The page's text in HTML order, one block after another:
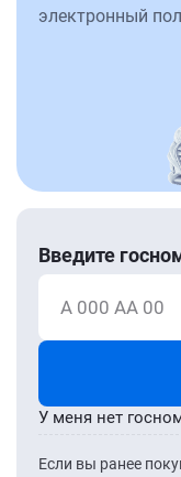
электронный
Введите
А 000 АА 00
Если вы ранее
У меня нет